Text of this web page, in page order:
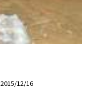
2015/12/16